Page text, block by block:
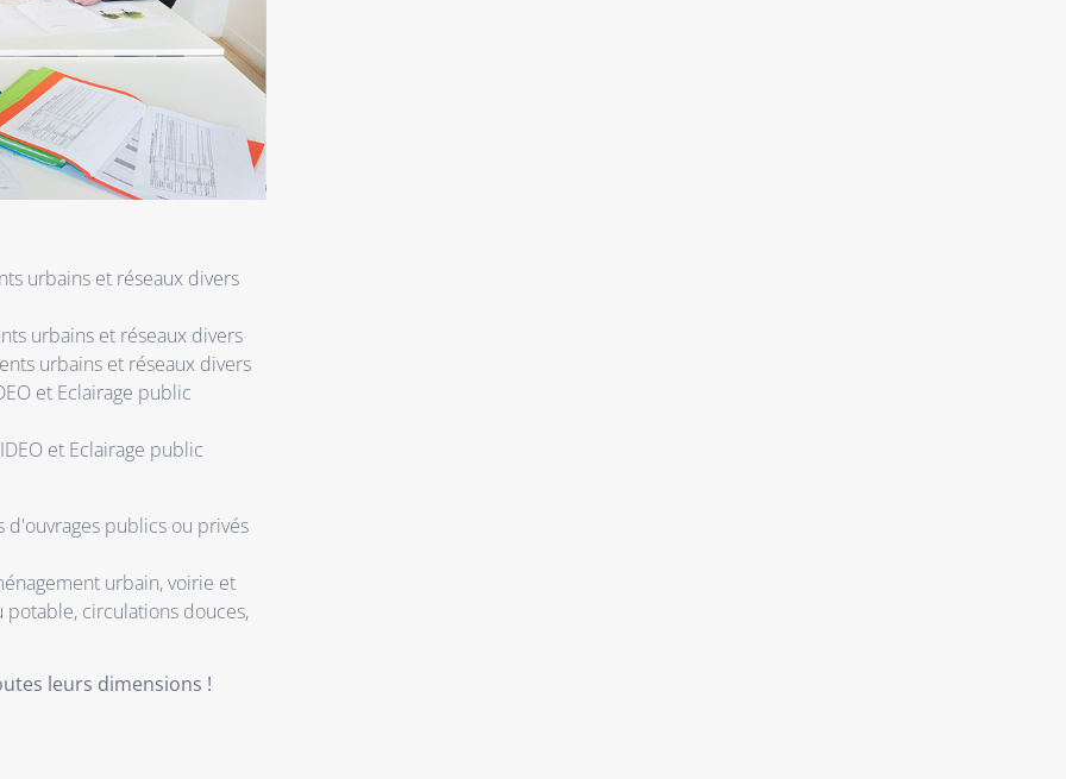
urbains et réseaux divers
urbains et réseaux divers
urbains et réseaux divers
et Eclairage public
et Eclairage public
publics ou privés
urbain, voirie et
circulations douces,
leurs dimensions !